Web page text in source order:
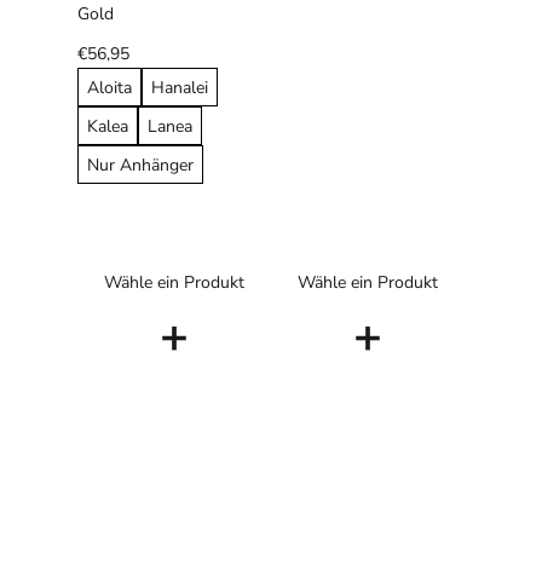
Gold
€56,95
Aloita
Hanalei
Kalea
Lanea
Nur Anhänger
Wähle ein Produkt
+
Wähle ein Produkt
+